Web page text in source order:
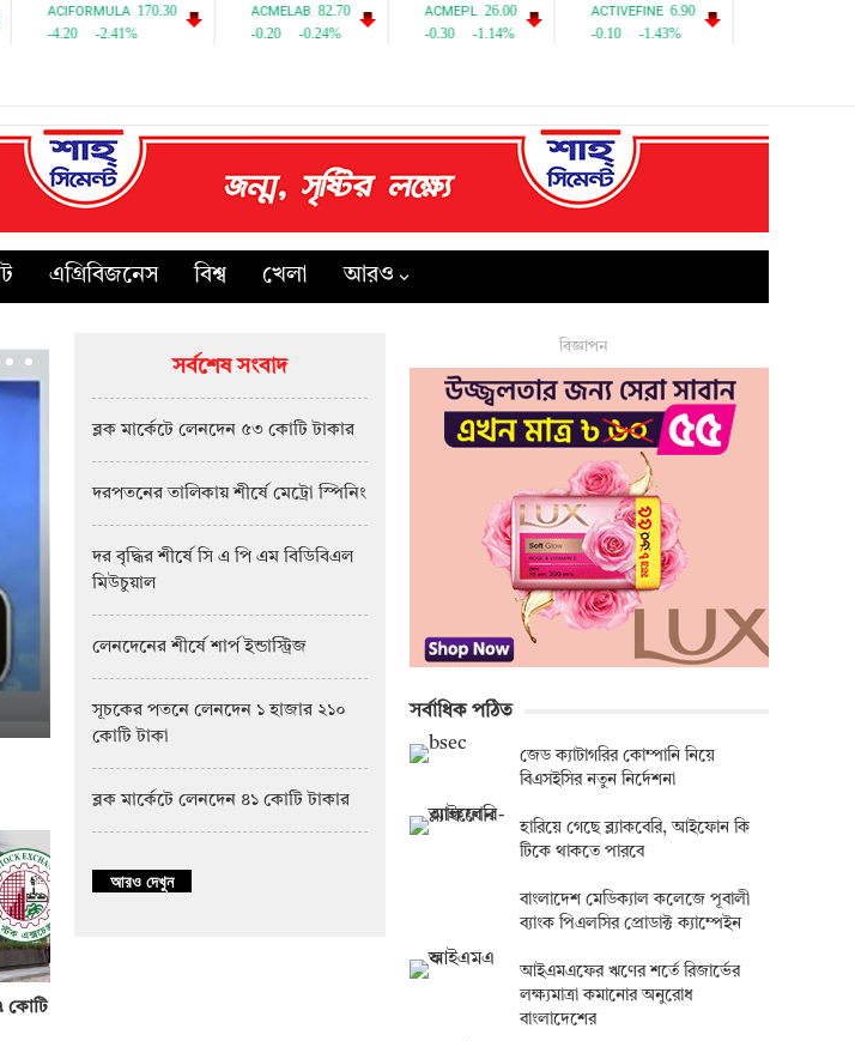
এগ্রিবিজনেস বিশ্ব খেলা আরও
সাপ্তাহিক দরপতনের শীর্ষে তুং হাই নিটিং
কোটি
সর্বশেষ সংবাদ
ব্লক মার্কেটে লেনদেন ৫৩ কোটি টাকার
দরপতনের তালিকায় শীর্ষে মেট্রো স্পিনিং
দর বৃদ্ধির শীর্ষে সি এ পি এম বিডিবিএল
মিউচুয়াল
লেনদেনের শীর্ষে শার্প ইন্ডাস্ট্রিজ
সূচকের পতনে লেনদেন ১ হাজার ২১০
কোটি টাকা
ব্লক মার্কেটে লেনদেন ৪১ কোটি টাকার
আরও দেখুন
বিজ্ঞাপন
সর্বাধিক পঠিত
জেড ক্যাটাগরির কোম্পানি নিয়ে
বিএসইসির নতুন নির্দেশনা
হারিয়ে গেছে ব্ল্যাকবেরি, আইফোন কি
টিকে থাকতে পারবে
বাংলাদেশ মেডিক্যাল কলেজে পূবালী
ব্যাংক পিএলসির প্রোডাক্ট ক্যাম্পেইন
আইএমএফের ঋণের শর্তে রিজার্ভের
লক্ষ্যমাত্রা কমানোর অনুরোধ
বাংলাদেশের